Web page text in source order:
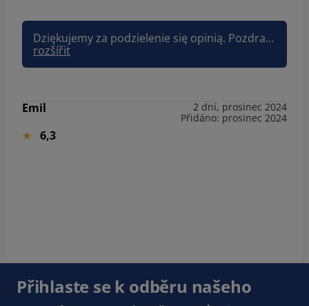
Dziękujemy za podzielenie się opinią. Pozdrawiam, Joanna Sun&Snow
rozšířit
Emil
2 dní, prosinec 2024
Přidáno: prosinec 2024
6,3
Přihlaste se k odběru našeho